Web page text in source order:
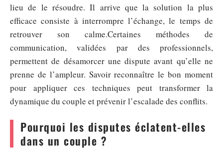
lieu de le résoudre. Il arrive que la solution la plus
efficace consiste à interrompre l’échange, le temps de
retrouver son calme.Certaines méthodes de
communication, validées par des professionnels,
permettent de désamorcer une dispute avant qu’elle ne
prenne de l’ampleur. Savoir reconnaître le bon moment
pour appliquer ces techniques peut transformer la
dynamique du couple et prévenir l’escalade des conflits.
Pourquoi les disputes éclatent-elles
dans un couple ?